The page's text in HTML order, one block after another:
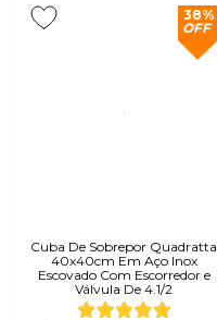
38%
OFF
Cuba De Sobrepor Quadratta
40x40cm Em Aço Inox
Escovado Com Escorredor e
Válvula De 4.1/2